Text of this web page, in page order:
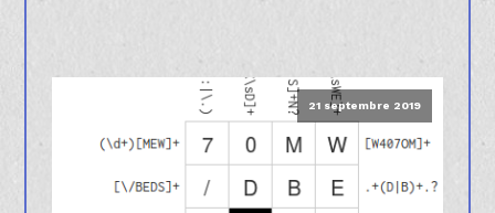
21 septembre 2019